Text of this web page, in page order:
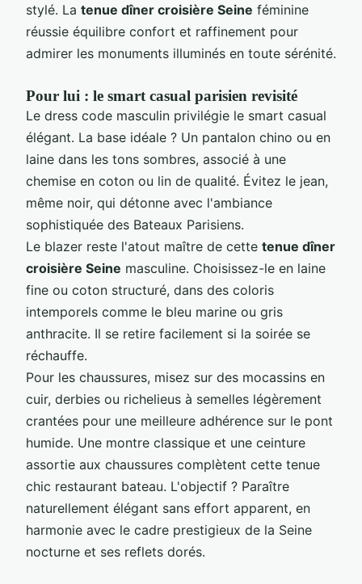
stylé. La tenue dîner croisière Seine féminine
réussie équilibre confort et raffinement pour
admirer les monuments illuminés en toute sérénité.
Pour lui : le smart casual parisien revisité
Le dress code masculin privilégie le smart casual
élégant. La base idéale ? Un pantalon chino ou en
laine dans les tons sombres, associé à une
chemise en coton ou lin de qualité. Évitez le jean,
même noir, qui détonne avec l'ambiance
sophistiquée des Bateaux Parisiens.
Le blazer reste l'atout maître de cette tenue dîner
croisière Seine masculine. Choisissez-le en laine
fine ou coton structuré, dans des coloris
intemporels comme le bleu marine ou gris
anthracite. Il se retire facilement si la soirée se
réchauffe.
Pour les chaussures, misez sur des mocassins en
cuir, derbies ou richelieus à semelles légèrement
crantées pour une meilleure adhérence sur le pont
humide. Une montre classique et une ceinture
assortie aux chaussures complètent cette tenue
chic restaurant bateau. L'objectif ? Paraître
naturellement élégant sans effort apparent, en
harmonie avec le cadre prestigieux de la Seine
nocturne et ses reflets dorés.